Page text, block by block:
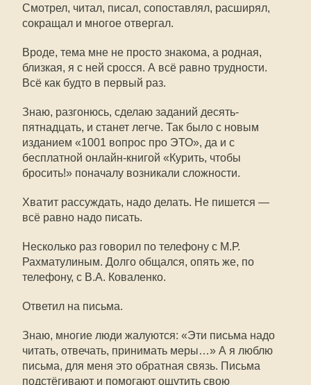
Смотрел, читал, писал, сопоставлял, расширял,
сокращал и многое отвергал.
Вроде, тема мне не просто знакома, а родная,
близкая, я с ней сросся. А всё равно трудности.
Всё как будто в первый раз.
Знаю, разгонюсь, сделаю заданий десять-
пятнадцать, и станет легче. Так было с новым
изданием «1001 вопрос про ЭТО», да и с
бесплатной онлайн-книгой «Курить, чтобы
бросить!» поначалу возникали сложности.
Хватит рассуждать, надо делать. Не пишется —
всё равно надо писать.
Несколько раз говорил по телефону с М.Р.
Рахматулиным. Долго общался, опять же, по
телефону, с В.А. Коваленко.
Ответил на письма.
Знаю, многие люди жалуются: «Эти письма надо
читать, отвечать, принимать меры…» А я люблю
письма, для меня это обратная связь. Письма
подстёгивают и помогают ощутить свою